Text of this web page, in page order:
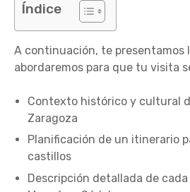
Índice
A continuación, te presentamos
abordaremos para que tu visita
Contexto histórico y cultural
Zaragoza
Planificación de un itinerario
castillos
Descripción detallada de